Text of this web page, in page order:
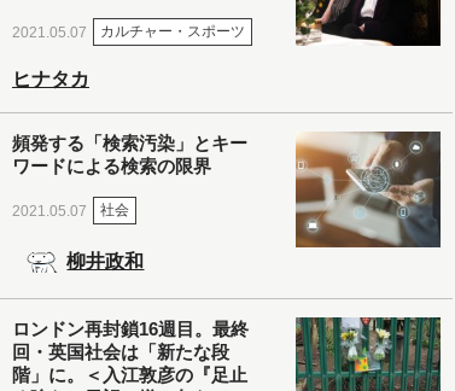
2021.05.07 カルチャー・スポーツ
ヒナタカ
頻発する「検索汚染」とキー
ワードによる検索の限界
2021.05.07 社会
柳井政和
ロンドン再封鎖16週目。最終
回・英国社会は「新たな段
階」に。＜入江敦彦の『足止